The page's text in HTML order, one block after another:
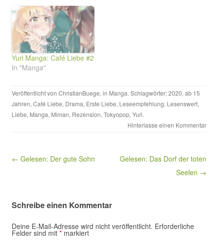
Yuri Manga: Café Liebe #2
In "Manga"
Veröffentlicht von ChristianBuege, in Manga. Schlagwörter:2020, ab 15
Jahren, Café Liebe, Drama, Erste Liebe, Leseempfehlung, Lesenswert,
Liebe, Manga, Miman, Rezension, Tokyopop, Yuri.
Hinterlasse einen Kommentar
Beitragsnavigation
← Gelesen: Der gute Sohn
Gelesen: Das Dorf der toten
Seelen →
Schreibe einen Kommentar
Deine E-Mail-Adresse wird nicht veröffentlicht. Erforderliche
Felder sind mit * markiert